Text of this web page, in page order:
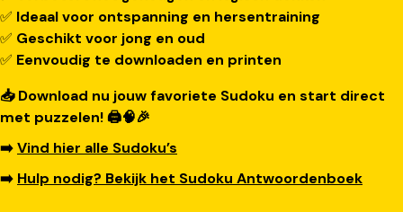
✅ Ideaal voor ontspanning en hersentraining
✅ Geschikt voor jong en oud
✅ Eenvoudig te downloaden en printen
📥 Download nu jouw favoriete Sudoku en start direct
met puzzelen! 🖨️🧠🎉
➡️Vind hier alle Sudoku’s
➡️ Hulp nodig? Bekijk het Sudoku Antwoordenboek